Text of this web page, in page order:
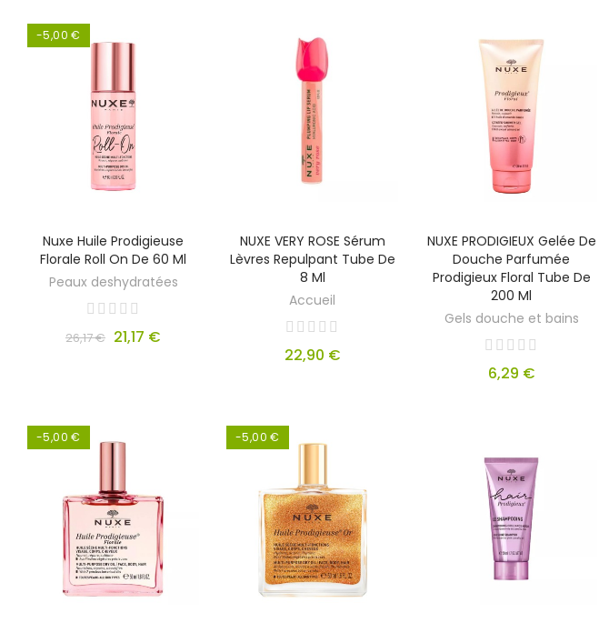
-5,00 €
Nuxe Huile Prodigieuse
Florale Roll On De 60 Ml
Peaux deshydratées
26,17 € 21,17 €
NUXE VERY ROSE Sérum
Lèvres Repulpant Tube De
8 Ml
Accueil
22,90 €
NUXE PRODIGIEUX Gelée De
Douche Parfumée
Prodigieux Floral Tube De
200 Ml
Gels douche et bains
6,29 €
-5,00 € -5,00 €